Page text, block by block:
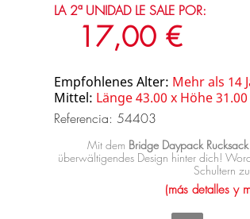
LA 2ª UNIDAD LE SALE POR:
17,00 €
Empfohlenes Alter: Mehr als 14
Mittel: Länge 43.00 x Höhe
Referencia: 54403
Mit dem Bridge Daypack
überwältigendes Design hinter dich!
Schultern
(más detalles y